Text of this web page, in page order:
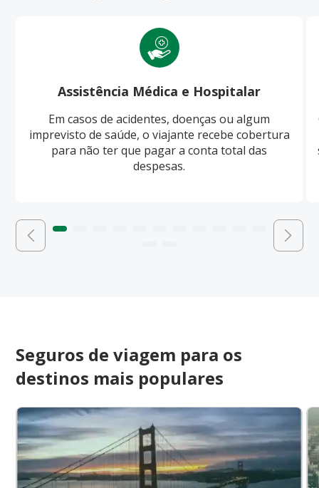
Assistência Médica e Hospitalar
Em casos de acidentes, doenças ou algum
imprevisto de saúde, o viajante recebe cobertura
para não ter que pagar a conta total das
despesas.
Seguros de viagem para os
destinos mais populares